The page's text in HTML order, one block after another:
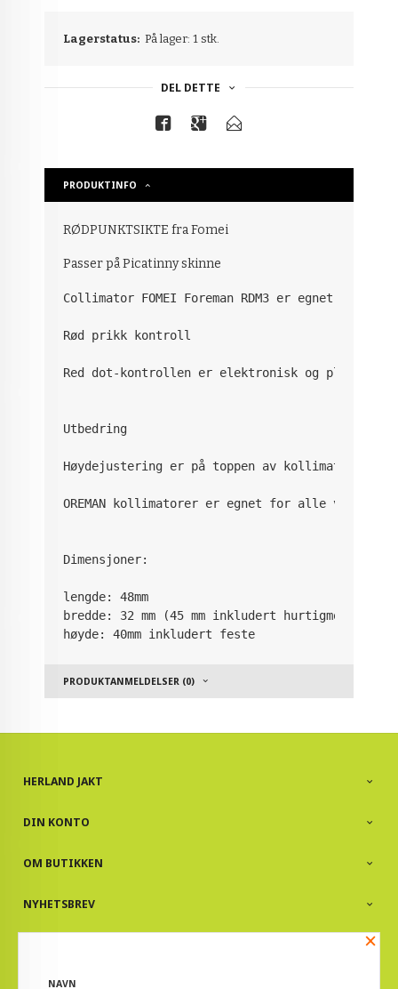
Lagerstatus: På lager: 1 stk.
DEL DETTE
PRODUKTINFO
RØDPUNKTSIKTE fra Fomei
Passer på Picatinny skinne
Collimator FOMEI Foreman RDM3 er egnet
Rød prikk kontroll
Red dot-kontrollen er elektronisk og
Utbedring
Høydejustering er på toppen av kollimatoren
OREMAN kollimatorer er egnet for alle
Dimensjoner:
lengde: 48mm
bredde: 32 mm (45 mm inkludert
høyde: 40mm inkludert feste
PRODUKTANMELDELSER (0)
HERLAND JAKT
DIN KONTO
OM BUTIKKEN
NYHETSBREV
×
NAVN